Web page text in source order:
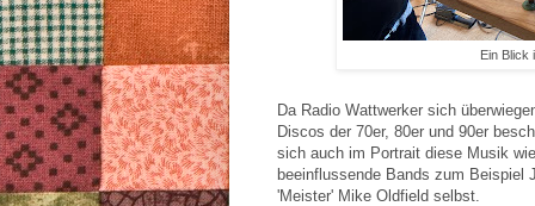
Ein Blick
Da Radio Wattwerker sich
Discos der 70er, 80er und 90er
sich auch im Portrait diese Musik
beeinflussende Bands zum Beispiel
'Meister' Mike Oldfield selbst.